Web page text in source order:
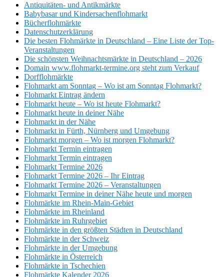
Antiquitäten- und Antikmärkte
Babybasar und Kindersachenflohmarkt
Bücherflohmärkte
Datenschutzerklärung
Die besten Flohmärkte in Deutschland – Eine Liste der Top-
Veranstaltungen
Die schönsten Weihnachtsmärkte in Deutschland – 2026
Domain www.flohmarkt-termine.org steht zum Verkauf
Dorfflohmärkte
Flohmarkt am Sonntag – Wo ist am Sonntag Flohmarkt?
Flohmarkt Eintrag ändern
Flohmarkt heute – Wo ist heute Flohmarkt?
Flohmarkt heute in deiner Nähe
Flohmarkt in der Nähe
Flohmarkt in Fürth, Nürnberg und Umgebung
Flohmarkt morgen – Wo ist morgen Flohmarkt?
Flohmarkt Termin eintragen
Flohmarkt Termin eintragen
Flohmarkt Termine 2026
Flohmarkt Termine 2026 – Ihr Eintrag
Flohmarkt Termine 2026 – Veranstaltungen
Flohmarkt Termine in deiner Nähe heute und morgen
Flohmärkte im Rhein-Main-Gebiet
Flohmärkte im Rheinland
Flohmärkte im Ruhrgebiet
Flohmärkte in den größten Städten in Deutschland
Flohmärkte in der Schweiz
Flohmärkte in der Umgebung
Flohmärkte in Österreich
Flohmärkte in Tschechien
Flohmärkte Kalender 2026